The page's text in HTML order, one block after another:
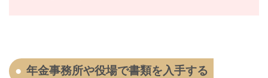
年金事務所や役場で書類を入手する